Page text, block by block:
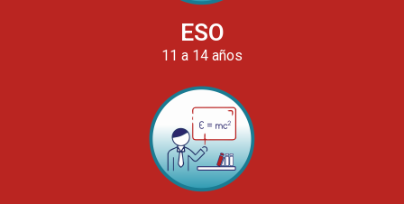
ESO
11 a 14 años